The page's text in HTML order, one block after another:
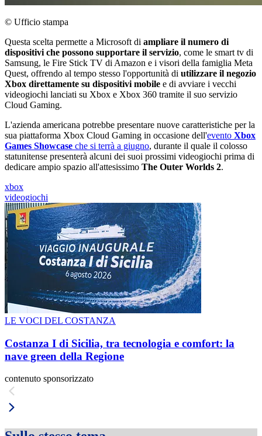
© Ufficio stampa
Questa scelta permette a Microsoft di ampliare il numero di
dispositivi che possono supportare il servizio, come le smart tv di
Samsung, le Fire Stick TV di Amazon e i visori della famiglia Meta
Quest, offrendo al tempo stesso l'opportunità di utilizzare il negozio
Xbox direttamente su dispositivi mobile e di avviare i vecchi
videogiochi lanciati su Xbox e Xbox 360 tramite il suo servizio
Cloud Gaming.
L'azienda americana potrebbe presentare nuove caratteristiche per la
sua piattaforma Xbox Cloud Gaming in occasione dell'evento Xbox
Games Showcase che si terrà a giugno, durante il quale il colosso
statunitense presenterà alcuni dei suoi prossimi videogiochi prima di
dedicare ampio spazio all'attesissimo The Outer Worlds 2.
xbox
videogiochi
LE VOCI DEL COSTANZA
Costanza I di Sicilia, tra tecnologia e comfort: la
nave green della Regione
contenuto sponsorizzato